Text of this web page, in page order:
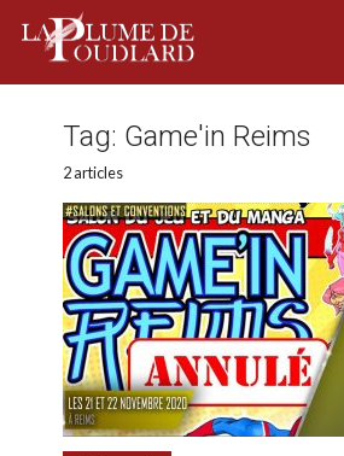
Tag: Game'in Reims
2 articles